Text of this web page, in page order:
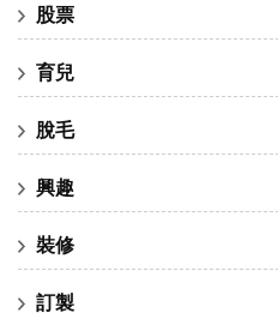
股票
育兒
脫毛
興趣
裝修
訂製